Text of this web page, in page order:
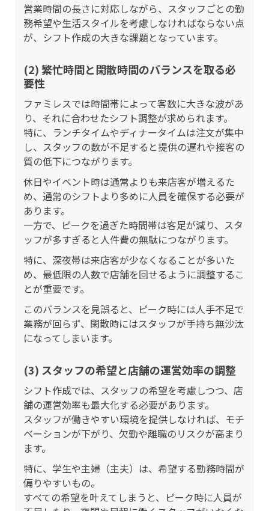
営業時間の長さに対応しながら、スタッフごとの勤
務希望や生活スタイルを考慮しなければならない点
が、シフト作成の大きな課題となっています。
(2) 繁忙時間と閑散時間のバランスを取る必
要性
ファミレスでは時間帯によって客数に大きな波があ
り、それに合わせたシフト調整が求められます。
特に、ランチタイムやディナータイムは注文が集中
し、スタッフの数が不足すると提供の遅れや接客の
質の低下につながります。
休日やイベント時は通常よりも来店客が増えるた
め、通常のシフトより多めに人員を確保する必要が
あります。
一方で、ピークを過ぎた時間帯は客足が減り、スタ
ッフが多すぎると人件費の無駄につながります。
特に、深夜帯は来店客が少なくなることが多いた
め、最低限の人数で店舗を回せるように調整するこ
とが重要です。
このバランスを見誤ると、ピーク時には人手不足で
業務が回らず、閑散時にはスタッフが手持ち無沙汰
になってしまいます。
(3) スタッフの希望と店舗の運営効率の調整
シフト作成では、スタッフの希望を考慮しつつ、店
舗の運営効率も最大化する必要があります。
スタッフが働きやすい環境を提供しなければ、モチ
ベーションが下がり、欠勤や離職のリスクが高まり
ます。
特に、学生や主婦（主夫）は、希望する勤務時間が
偏りやすいもの。
すべての希望を叶えてしまうと、ピーク時に人員が